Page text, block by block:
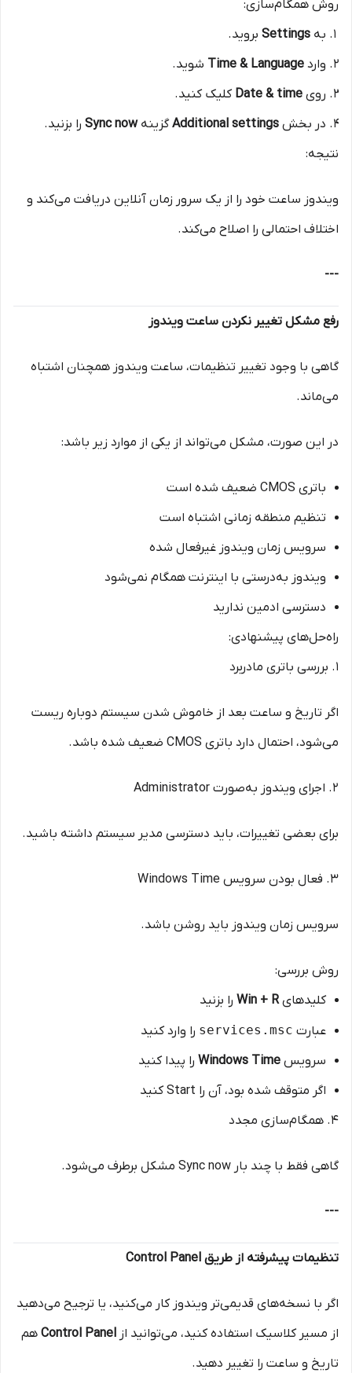
روش همگام‌سازی:
به Settings بروید.
وارد Time & Language شوید.
روی Date & time کلیک کنید.
در بخش Additional settingsگزینهSync now را بزنید.
نتیجه:
ویندوز ساعت خود را از یک سرور زمان آنلاین دریافت می‌کند و
اختلاف احتمالی را اصلاح می‌کند.
---
رفع مشکل تغییر نکردن ساعت ویندوز
گاهی با وجود تغییر تنظیمات، ساعت ویندوز همچنان اشتباه
می‌ماند.
در این صورت، مشکل می‌تواند از یکی از موارد زیر باشد:
باتری CMOS ضعیف شده است
تنظیم منطقه زمانی اشتباه است
سرویس زمان ویندوز غیرفعال شده
ویندوز به‌درستی با اینترنت همگام نمی‌شود
دسترسی ادمین ندارید
راه‌حل‌های پیشنهادی:
1. بررسی باتری مادربرد
اگر تاریخ و ساعت بعد از خاموش شدن سیستم دوباره ریست
می‌شود، احتمال دارد باتری CMOS ضعیف شده باشد.
2. اجرای ویندوز به‌صورت Administrator
برای بعضی تغییرات، باید دسترسی مدیر سیستم داشته باشید.
3. فعال بودن سرویس Windows Time
سرویس زمان ویندوز باید روشن باشد.
روش بررسی:
کلیدهایWin + R را بزنید
عبارت services.msc را وارد کنید
سرویس Windows Time را پیدا کنید
اگر متوقف شده بود، آن را Start کنید
4. همگام‌سازی مجدد
گاهی فقط با چند بار Sync now مشکل برطرف می‌شود.
---
تنظیمات پیشرفته از طریق Control Panel
اگر با نسخه‌های قدیمی‌تر ویندوز کار می‌کنید، یا ترجیح می‌دهید
از مسیر کلاسیک استفاده کنید، می‌توانید از Control Panel هم
تاریخ و ساعت را تغییر دهید.